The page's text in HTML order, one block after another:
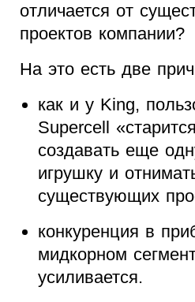
отличается от
проектов компании?
На это есть две
как и у King,
Supercell
создавать еще
игрушку и
существующих
конкуренция в
мидкорном
усиливается.